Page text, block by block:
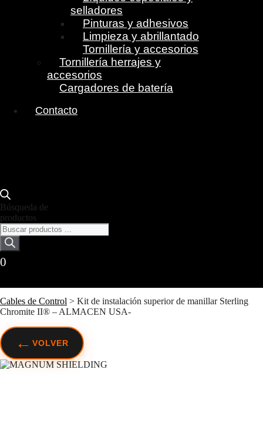
Cables de Control > Kit de instalación superior de manillar Sterling
Chromite II® – ALMACEN USA-
selladores
Pinturas y adhesivos
Limpieza y abrillantado
Tornillería y accesorios
Tornillería herrajes y
accesorios
Cargadores de batería
Contacto
Búsqueda de
productos
0
← VOLVER